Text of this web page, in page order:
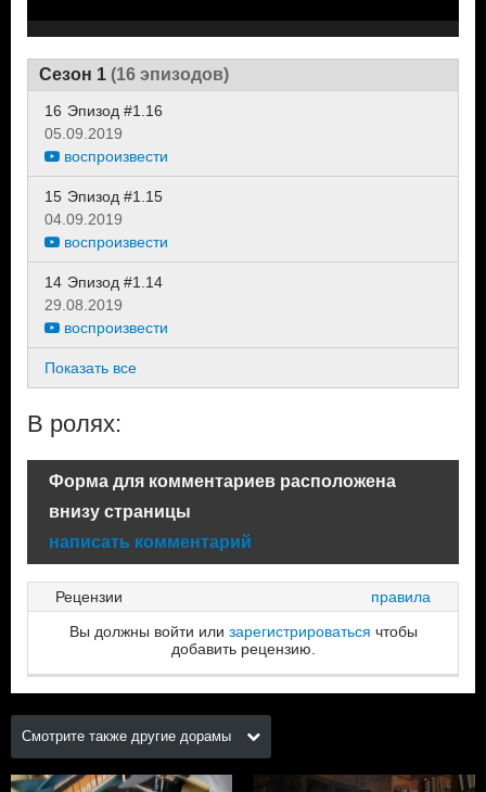
Сезон 1 (16 эпизодов)
16 Эпизод #1.16
05.09.2019
воспроизвести
15 Эпизод #1.15
04.09.2019
воспроизвести
14 Эпизод #1.14
29.08.2019
воспроизвести
Показать все
В ролях:
Форма для комментариев расположена
внизу страницы
написать комментарий
Рецензии
правила
Вы должны войти или зарегистрироваться чтобы
добавить рецензию.
Смотрите также другие дорамы